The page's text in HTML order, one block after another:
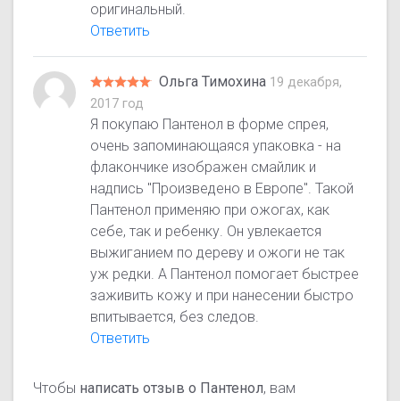
оригинальный.
Ответить
Ольга Тимохина 19 декабря,
2017 год
Я покупаю Пантенол в форме спрея,
очень запоминающаяся упаковка - на
флакончике изображен смайлик и
надпись "Произведено в Европе". Такой
Пантенол применяю при ожогах, как
себе, так и ребенку. Он увлекается
выжиганием по дереву и ожоги не так
уж редки. А Пантенол помогает быстрее
заживить кожу и при нанесении быстро
впитывается, без следов.
Ответить
Чтобы написать отзыв о Пантенол, вам